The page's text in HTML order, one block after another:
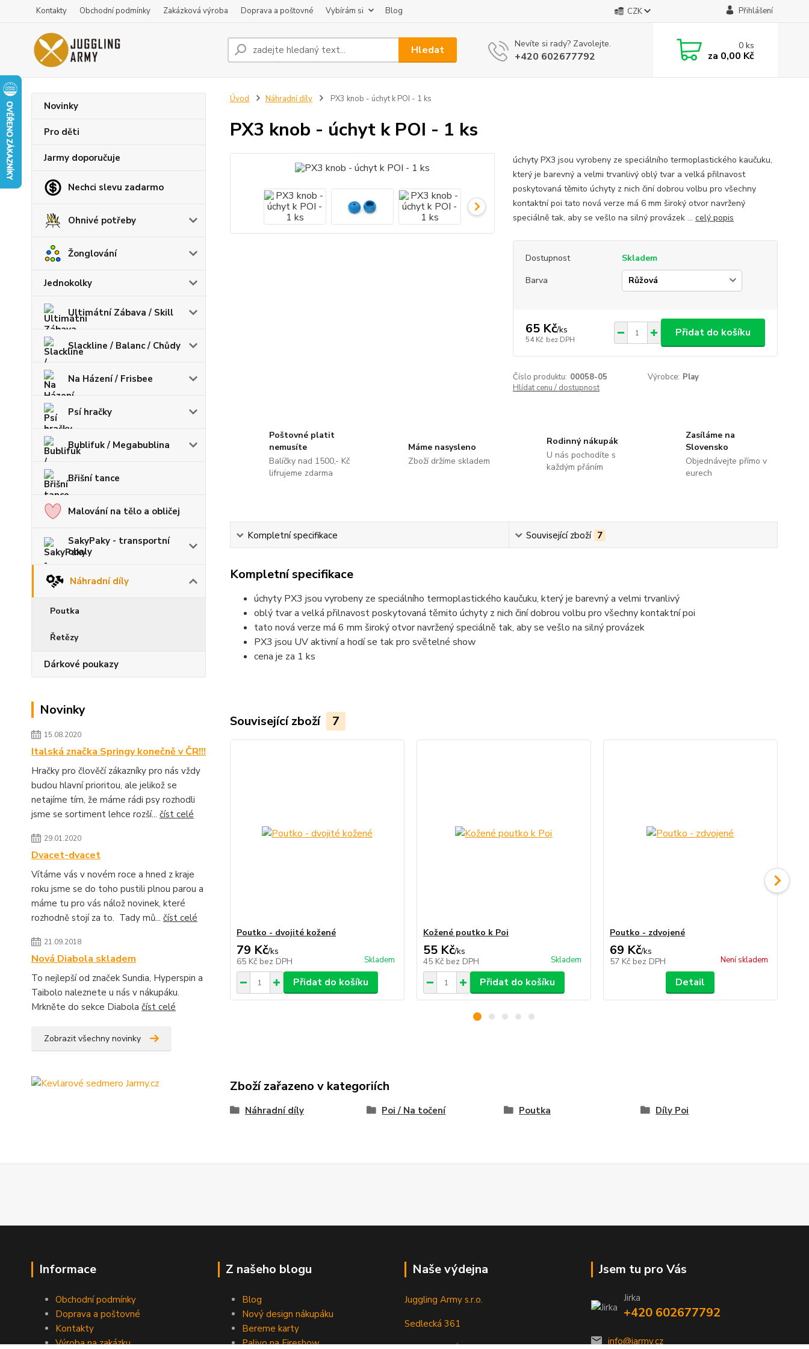
Kontakty Obchodní podmínky Zakázková výroba Doprava a poštovné Vybírám si Blog CZK Přihlášení
Hledat Nevíte si rady? Zavolejte.
+420 602677792
0ks
za 0,00 Kč
Novinky
Pro děti
Jarmy doporučuje
Nechci slevu zadarmo
Ohnivé potřeby
Žonglování
Jednokolky
Ultimátní Zábava / Skill
Slackline / Balanc / Chůdy
Na Házení / Frisbee
Psí hračky
Bublifuk / Megabublina
Břišní tance
Malování na tělo a obličej
SakyPaky - transportní
obaly
Náhradní díly
Poutka
Řetězy
Dárkové poukazy
Novinky
15.08.2020
Italská značka Springy konečně v ČR!!!
Hračky pro člověčí zákazníky pro nás vždy
budou hlavní prioritou, ale jelikož se
netajíme tím, že máme rádi psy rozhodli
jsme se sortiment lehce rozší... číst celé
29.01.2020
Dvacet-dvacet
Vítáme vás v novém roce a hned z kraje
roku jsme se do toho pustili plnou parou a
máme tu pro vás nálož novinek, které
rozhodně stojí za to. Tady mů... číst celé
21.09.2018
Nová Diabola skladem
To nejlepší od značek Sundia, Hyperspin a
Taibolo naleznete u nás v nákupáku.
Mrkněte do sekce Diabola číst celé
Zobrazit všechny novinky
Úvod Náhradní díly PX3 knob - úchyt k POI - 1 ks
PX3 knob - úchyt k POI - 1 ks
úchyty PX3 jsou vyrobeny ze speciálního termoplastického kaučuku,
který je barevný a velmi trvanlivý oblý tvar a velká přilnavost
poskytovaná těmito úchyty z nich činí dobrou volbu pro všechny
kontaktní poi tato nová verze má 6 mm široký otvor navržený
speciálně tak, aby se vešlo na silný provázek ... celý popis
Dostupnost
Skladem
Barva
65 Kč/ks
54 Kč bez DPH
Přidat do košíku
Číslo produktu: 00058-05 Výrobce: Play
Hlídat cenu / dostupnost
Poštovné platit
nemusíte
Balíčky nad 1500,- Kč
lifrujeme zdarma
Máme nasysleno
Zboží držíme skladem
Rodinný nákupák
U nás pochodíte s
každým přáním
Zasíláme na
Slovensko
Objednávejte přímo v
eurech
Kompletní specifikace Související zboží 7
Kompletní specifikace
úchyty PX3 jsou vyrobeny ze speciálního termoplastického kaučuku, který je barevný a velmi trvanlivý
oblý tvar a velká přilnavost poskytovaná těmito úchyty z nich činí dobrou volbu pro všechny kontaktní poi
tato nová verze má 6 mm široký otvor navržený speciálně tak, aby se vešlo na silný provázek
PX3 jsou UV aktivní a hodí se tak pro světelné show
cena je za 1 ks
Související zboží 7
Poutko - dvojité kožené
79 Kč/ks
65 Kč bez DPH Skladem
Přidat do košíku
Kožené poutko k Poi
55 Kč/ks
45 Kč bez DPH Skladem
Přidat do košíku
Poutko - zdvojené
69 Kč/ks
57 Kč bez DPH Není skladem
Detail
Zboží zařazeno v kategoriích
Náhradní díly Poi / Na točení Poutka Díly Poi
Informace
Obchodní podmínky
Doprava a poštovné
Kontakty
Výroba na zakázku
Z našeho blogu
Blog
Nový design nákupáku
Bereme karty
Palivo na Fireshow
Naše výdejna
Juggling Army s.r.o.
Sedlecká 361
Jsem tu pro Vás
Jirka
+420 602677792
info@jarmy.cz